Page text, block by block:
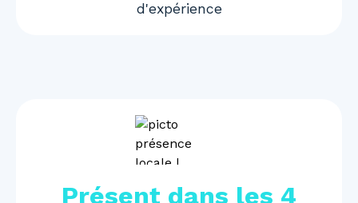
d'expérience
Présent dans les 4